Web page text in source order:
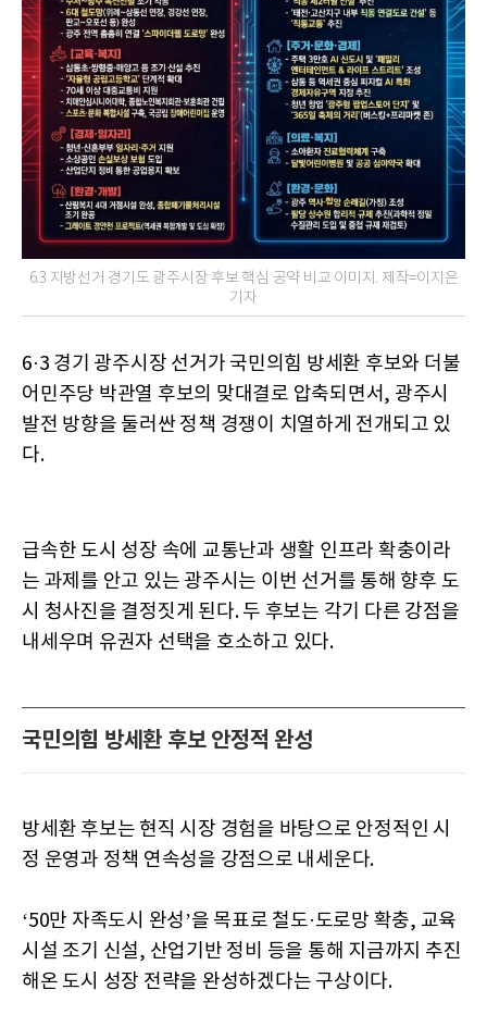
6.3 지방선거 경기도 광주시장 후보 핵심 공약 비교 이미지. 제작=이지은
기자
6·3 경기 광주시장 선거가 국민의힘 방세환 후보와 더불
어민주당 박관열 후보의 맞대결로 압축되면서, 광주시
발전 방향을 둘러싼 정책 경쟁이 치열하게 전개되고 있
다.
급속한 도시 성장 속에 교통난과 생활 인프라 확충이라
는 과제를 안고 있는 광주시는 이번 선거를 통해 향후 도
시 청사진을 결정짓게 된다. 두 후보는 각기 다른 강점을
내세우며 유권자 선택을 호소하고 있다.
국민의힘 방세환 후보 안정적 완성
방세환 후보는 현직 시장 경험을 바탕으로 안정적인 시
정 운영과 정책 연속성을 강점으로 내세운다.
‘50만 자족도시 완성’을 목표로 철도·도로망 확충, 교육
시설 조기 신설, 산업기반 정비 등을 통해 지금까지 추진
해온 도시 성장 전략을 완성하겠다는 구상이다.